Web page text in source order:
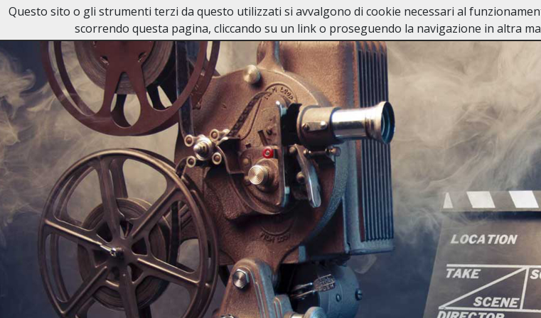
Necrologi Canzanella Home
Questo sito o gli strumenti terzi da questo utilizzati si avvalgono di cookie necessari al
scorrendo questa pagina, cliccando su un link o proseguendo la navigazione in altra